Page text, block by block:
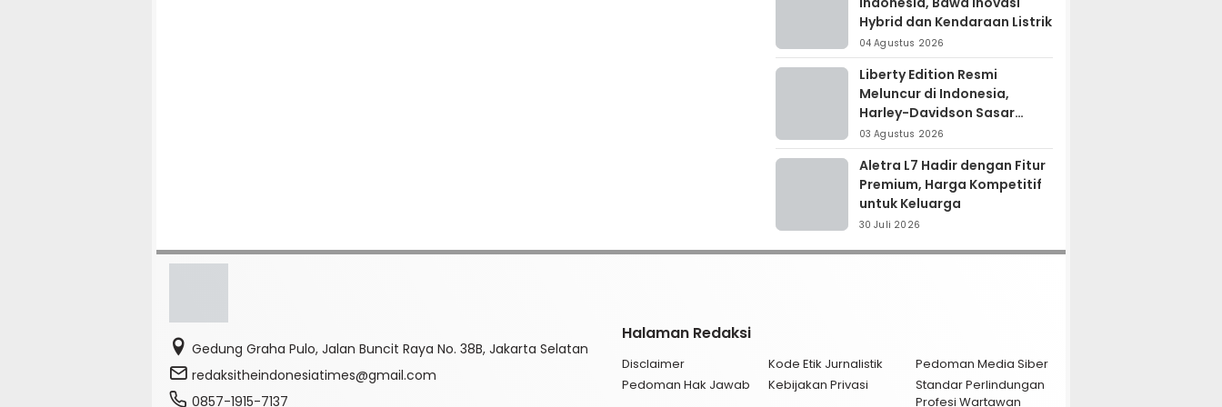
Hybrid dan Kendaraan Listrik
04 Agustus 2026
Liberty Edition Resmi
Meluncur di Indonesia,
Harley-Davidson Sasar
Kolektor Motor Premium
03 Agustus 2026
Aletra L7 Hadir dengan Fitur
Premium, Harga Kompetitif
untuk Keluarga
30 Juli 2026
Gedung Graha Pulo, Jalan Buncit Raya No. 38B, Jakarta Selatan
redaksitheindonesiatimes@gmail.com
0857-1915-7137
Halaman Redaksi
Disclaimer Kode Etik Jurnalistik
Pedoman Media Siber
Pedoman Hak Jawab
Kebijakan Privasi
Standar Perlindungan
Profesi Wartawan